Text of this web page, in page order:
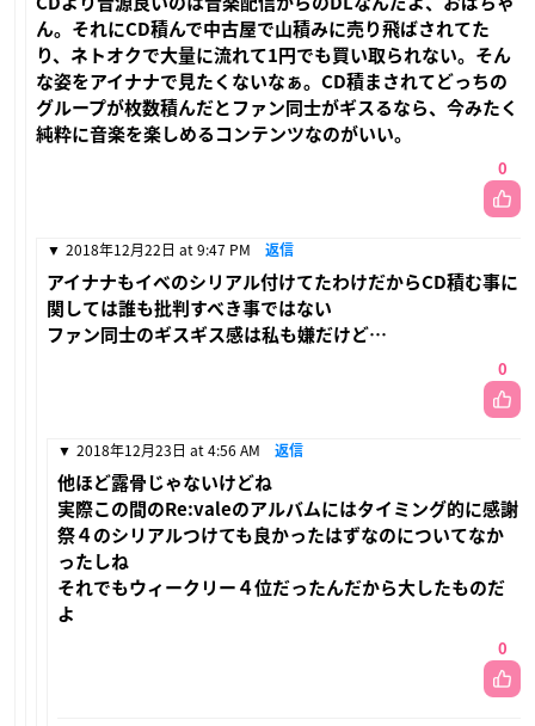
ん。それにCD積んで中古屋で山積みに売り飛ばされてた
り、ネトオクで大量に流れて1円でも買い取られない。そん
な姿をアイナナで見たくないなぁ。CD積まされてどっちの
グループが枚数積んだとファン同士がギスるなら、今みたく
純粋に音楽を楽しめるコンテンツなのがいい。
0
2018年12月22日 at 9:47 PM 返信
アイナナもイベのシリアル付けてたわけだからCD積む事に
関しては誰も批判すべき事ではない
ファン同士のギスギス感は私も嫌だけど…
0
2018年12月23日 at 4:56 AM 返信
他ほど露骨じゃないけどね
実際この間のRe:valeのアルバムにはタイミング的に感謝
祭４のシリアルつけても良かったはずなのについてなか
ったしね
それでもウィークリー４位だったんだから大したものだ
よ
0